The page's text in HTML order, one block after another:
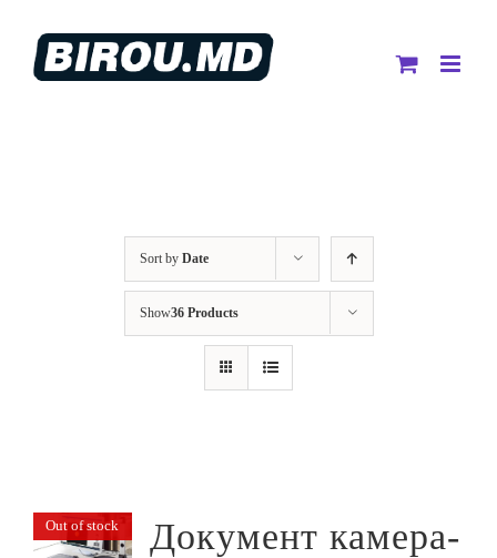
content
Sort by Date
Show36 Products
Out of stock
Документ камера-